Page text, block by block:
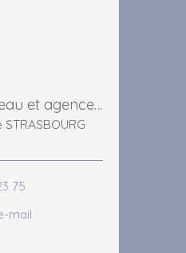
BRING'S-Réseau et agence immobilière Paris
75
mail